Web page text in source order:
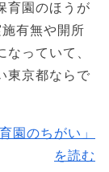
育園のほうが
有無や開所
っていて、
東京都ならで
園のちがい」
を読む